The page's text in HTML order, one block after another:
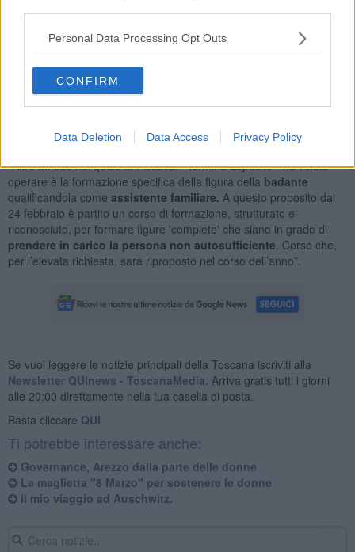
Personal Data Processing Opt Outs
CONFIRM
Data Deletion Data Access Privacy Policy
appunto, a disposizione lo
professioniste,una psicologa ed una pedagogista clinica
gratuitamente, due pomeriggi al mese all'interno dei locali della
marzo, si mettono a disposizione per dare un supporto.
"Altro ambito nel quale la Fisascat - termina Esposito - ha voluto
operare è la formazione specifica della figura della badante
qualificandola come assistente familiare. A questo proposito dal
24 febbraio è partito un corso di formazione, strutturato e
riconosciuto, per formare figure 'complete' che siano in grado di
prendere in carico la persona non autosufficiente . Corso che,
per l’elevata richiesta, sarà riproposto nel corso dell’anno”.
Se vuoi leggere le notizie principali della Toscana iscriviti alla
Newsletter QUInews - ToscanaMedia. Arriva gratis tutti i giorni
alle 20:00 direttamente nella tua casella di posta.
Basta cliccare QUI
Ti potrebbe interessare anche:
Governance, Arezzo dalla parte delle donne
La maglietta "8 Marzo" per sostenere le donne
​il mio viaggio ad Auschwitz.